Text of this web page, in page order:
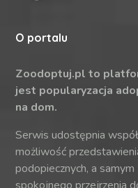
O portalu
Zoodoptuj.pl to
jest popularyzacja
na dom.
Serwis udostępnia
możliwość
podopiecznych, a